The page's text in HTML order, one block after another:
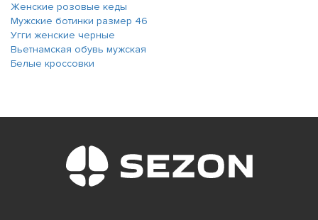
Женские розовые кеды
Мужские ботинки размер 46
Угги женские черные
Вьетнамская обувь мужская
Белые кроссовки